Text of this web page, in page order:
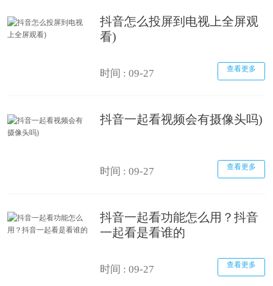
抖音怎么投屏到电视上全屏观
看)
时间 : 09-27 查看更多
抖音一起看视频会有摄像头吗)
时间 : 09-27 查看更多
抖音一起看功能怎么用？抖音
一起看是看谁的
时间 : 09-27 查看更多